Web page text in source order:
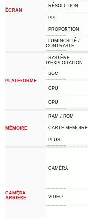
ÉCRAN
RÉSOLUTION
PPI
PROPORTION
LUMINOSITÉ /
CONTRASTE
PLATEFORME
SYSTÈME
D'EXPLOITATION
SOC
CPU
GPU
MÉMOIRE
RAM / ROM
CARTE MÉMOIRE
PLUS
CAMÉRA
ARRIÈRE
CAMÉRA
VIDÉO